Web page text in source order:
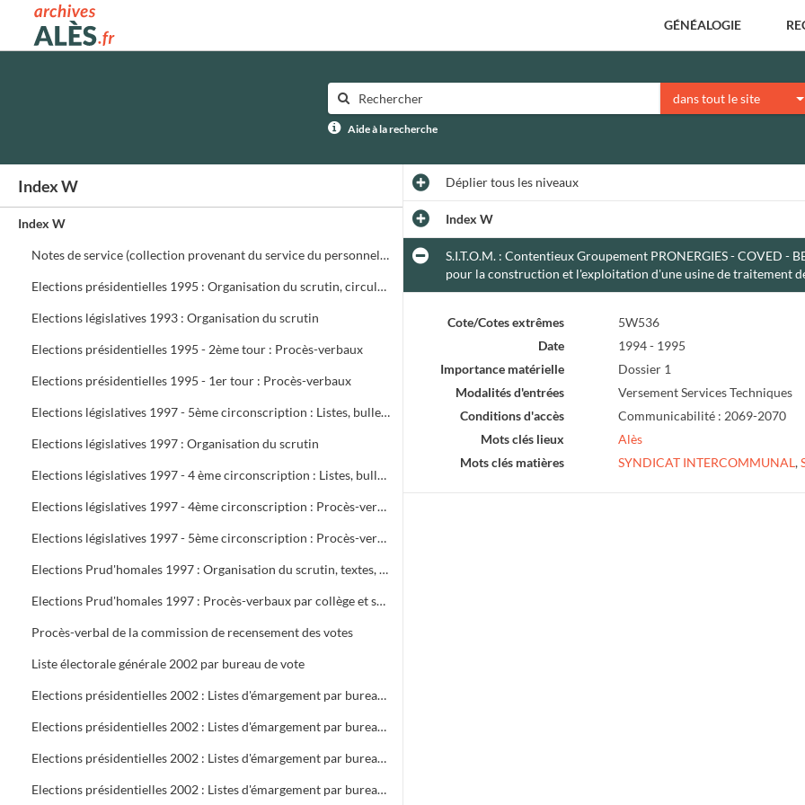
Archives municipales d'Alès GÉNÉALOGIE
dans tout le site
Aide à la recherche
Index W
Index W
Notes de service (collection provenant du service du personnel) ffffff
Elections présidentielles 1995 : Organisation du scrutin, circulaires, assesseurs, délégués, présidents de bureau de vote
Elections législatives 1993 : Organisation du scrutin
Elections présidentielles 1995 - 2ème tour : Procès-verbaux
Elections présidentielles 1995 - 1er tour : Procès-verbaux
Elections législatives 1997 - 5ème circonscription : Listes, bulletins de vote, délégués et assesseurs
Elections législatives 1997 : Organisation du scrutin
Elections législatives 1997 - 4 ème circonscription : Listes, bulletins de vote, délégués et assesseurs
Elections législatives 1997 - 4ème circonscription : Procès-verbaux
Elections législatives 1997 - 5ème circonscription : Procès-verbaux
Elections Prud'homales 1997 : Organisation du scrutin, textes, représentants des organisations professionnelles et syndicales, délégués, bureaux de vote, tableaux de vote par correspondance
Elections Prud'homales 1997 : Procès-verbaux par collège et section
Procès-verbal de la commission de recensement des votes
Liste électorale générale 2002 par bureau de vote
Elections présidentielles 2002 : Listes d'émargement par bureau de vote : 1 à 5
Elections présidentielles 2002 : Listes d'émargement par bureau de vote : 6 à 10
Elections présidentielles 2002 : Listes d'émargement par bureau de vote : 11 à 16 ( pas de 12 )
Elections présidentielles 2002 : Listes d'émargement par bureau de vote : 17 à 21
Dépliertous les niveaux
Index W
S.I.T.O.M. : Contentieux Groupement PRONERGIES - COVED
pour la construction et l'exploitation d'une usine de traitement
Cote/Cotes extrêmes
5W536
Date
1994 - 1995
Importance matérielle
Dossier 1
Modalités d'entrées
Versement Services Techniques
Conditions d'accès
Communicabilité : 2069-2070
Mots clés lieux
Alès
Mots clés matières
SYNDICAT INTERCOMMUNAL,